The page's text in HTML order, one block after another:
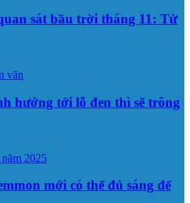
sát bầu trời tháng 11: Từ
văn
hướng tới lỗ đen thì sẽ trông
2025
mới có thể đủ sáng để